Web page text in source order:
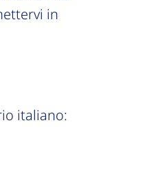
in
italiano: